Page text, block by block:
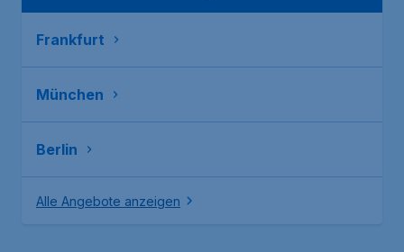
Frankfurt
München
Berlin
Alle Angebote anzeigen